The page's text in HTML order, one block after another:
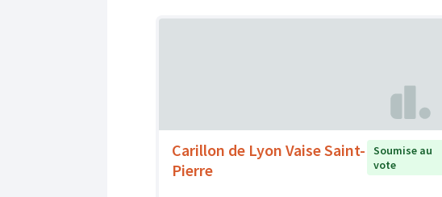
Carillon de Lyon Vaise Saint-
Pierre
Soumise au
vote